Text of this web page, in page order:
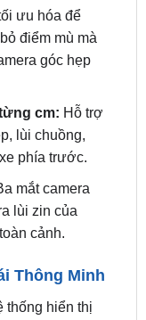
góc hẹp
cm:Hỗ trợ
lùi chuồng,
phía trước.
mắt camera
lùi zin của
cảnh.
Thông Minh
lái của bạn: